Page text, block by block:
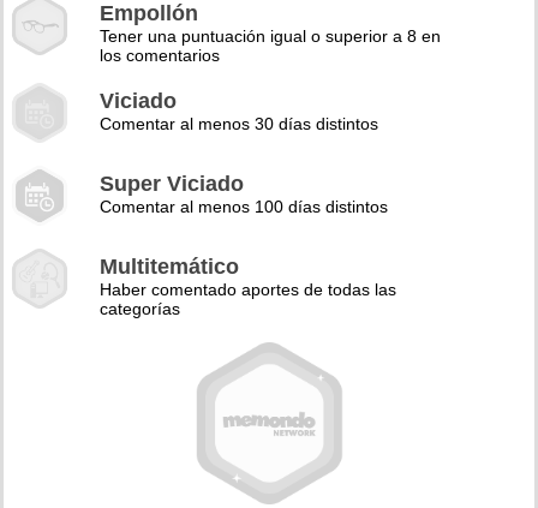
Empollón
Tener una puntuación igual o superior a 8 en
los comentarios
Viciado
Comentar al menos 30 días distintos
Super Viciado
Comentar al menos 100 días distintos
Multitemático
Haber comentado aportes de todas las
categorías